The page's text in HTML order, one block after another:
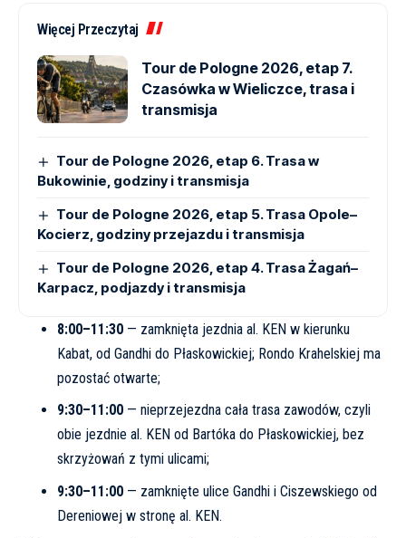
Więcej Przeczytaj
Tour de Pologne 2026, etap 7.
Czasówka w Wieliczce, trasa i
transmisja
Tour de Pologne 2026, etap 6. Trasa w
Bukowinie, godziny i transmisja
Tour de Pologne 2026, etap 5. Trasa Opole–
Kocierz, godziny przejazdu i transmisja
Tour de Pologne 2026, etap 4. Trasa Żagań–
Karpacz, podjazdy i transmisja
8:00–11:30— zamknięta jezdnia al. KEN w kierunku
Kabat, od Gandhi do Płaskowickiej; Rondo Krahelskiej ma
pozostać otwarte;
9:30–11:00— nieprzejezdna cała trasa zawodów, czyli
obie jezdnie al. KEN od Bartóka do Płaskowickiej, bez
skrzyżowań z tymi ulicami;
9:30–11:00— zamknięte ulice Gandhi i Ciszewskiego od
Dereniowej w stronę al. KEN.